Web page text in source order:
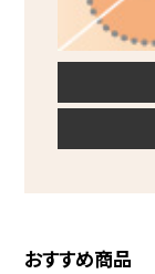
おすすめ商品